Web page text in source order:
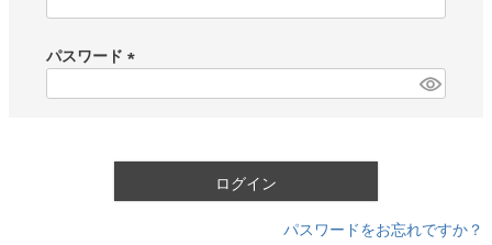
)
パスワード
ログイン
パスワードをお忘れですか？